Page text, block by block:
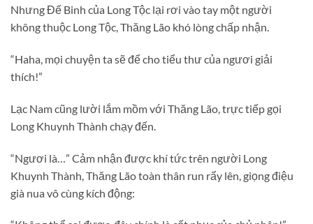
Nhưng Đế Binh của Long Tộc lại rơi vào tay một người
không thuộc Long Tộc, Thăng Lão khó lòng chấp nhận.
“Haha, mọi chuyện ta sẽ để cho tiểu thư của ngươi giải
thích!”
Lạc Nam cũng lười lắm mồm với Thăng Lão, trực tiếp gọi
Long Khuynh Thành chạy đến.
“Ngươi là…” Cảm nhận được khí tức trên người Long
Khuynh Thành, Thăng Lão toàn thân run rẩy lên, giọng điệu
già nua vô cùng kích động: